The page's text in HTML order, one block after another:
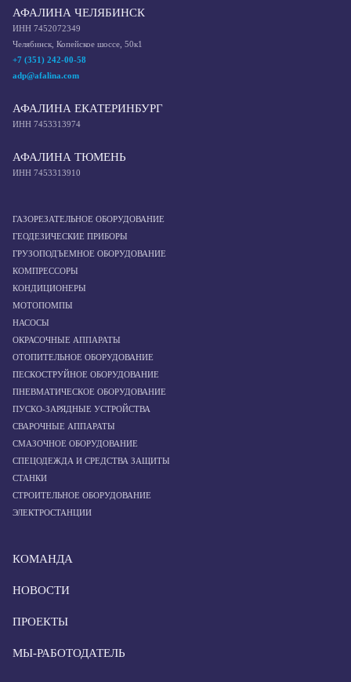
АФАЛИНА ЧЕЛЯБИНСК
ИНН 7452072349
Челябинск, Копейское шоссе, 50к1
+7 (351) 242-00-58
adp@afalina.com
АФАЛИНА ЕКАТЕРИНБУРГ
ИНН 7453313974
АФАЛИНА ТЮМЕНЬ
ИНН 7453313910
ГАЗОРЕЗАТЕЛЬНОЕ ОБОРУДОВАНИЕ
ГЕОДЕЗИЧЕСКИЕ ПРИБОРЫ
ГРУЗОПОДЪЕМНОЕ ОБОРУДОВАНИЕ
КОМПРЕССОРЫ
КОНДИЦИОНЕРЫ
МОТОПОМПЫ
НАСОСЫ
ОКРАСОЧНЫЕ АППАРАТЫ
ОТОПИТЕЛЬНОЕ ОБОРУДОВАНИЕ
ПЕСКОСТРУЙНОЕ ОБОРУДОВАНИЕ
ПНЕВМАТИЧЕСКОЕ ОБОРУДОВАНИЕ
ПУСКО-ЗАРЯДНЫЕ УСТРОЙСТВА
СВАРОЧНЫЕ АППАРАТЫ
СМАЗОЧНОЕ ОБОРУДОВАНИЕ
СПЕЦОДЕЖДА И СРЕДСТВА ЗАЩИТЫ
СТАНКИ
СТРОИТЕЛЬНОЕ ОБОРУДОВАНИЕ
ЭЛЕКТРОСТАНЦИИ
КОМАНДА
НОВОСТИ
ПРОЕКТЫ
МЫ-РАБОТОДАТЕЛЬ